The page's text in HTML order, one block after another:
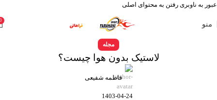
عبور به ناوبری رفتن به محتوای اصلی
منو
مجله
لاستیک بدون هوا چیست؟
فاطمه شفیعی
1403-04-24